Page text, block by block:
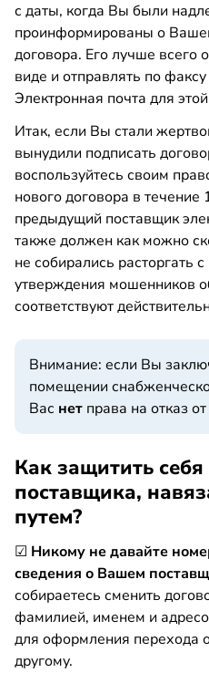
с даты, когда Вы были
проинформированы о
договора. Его лучше
виде и отправлять по
Электронная почта для
Итак, если Вы стали
вынудили подписать
воспользуйтесь своим
нового договора в
предыдущий поставщик
также должен как можно
не собирались расторгать
утверждения мошенников
соответствуют
Внимание: если Вы
помещении
Вас нет права на отказ
Как защитить
поставщика,
путем?
☑ Никому не давайте
сведения о Вашем
собираетесь сменить
фамилией, именем и
для оформления перехода
другому.